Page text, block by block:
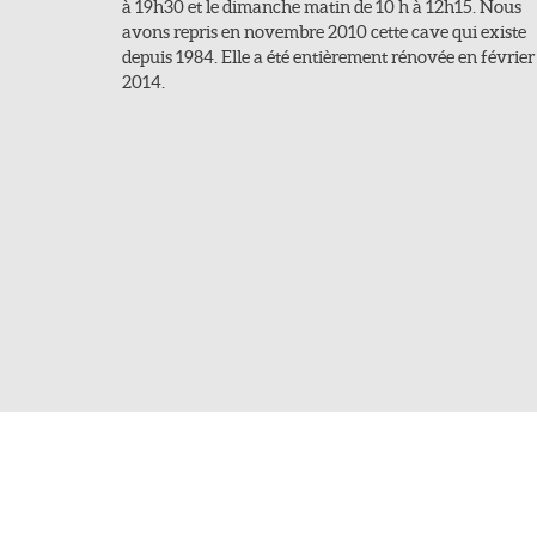
à 19h30 et le dimanche matin de 10 h à 12h15. Nous
avons repris en novembre 2010 cette cave qui existe
depuis 1984. Elle a été entièrement rénovée en février
2014.